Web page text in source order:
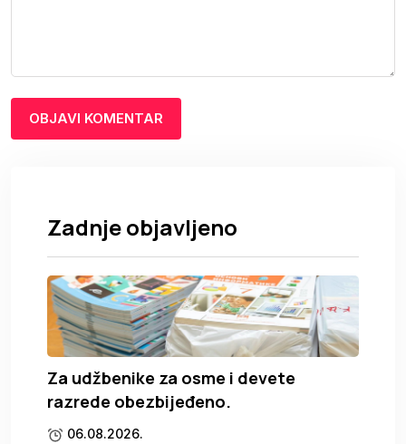
Zadnje objavljeno
Za udžbenike za osme i devete
razrede obezbijeđeno.
06.08.2026.